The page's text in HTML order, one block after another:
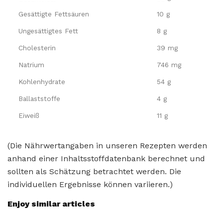
Gesättigte Fettsäuren 10 g
Ungesättigtes Fett 8 g
Cholesterin 39 mg
Natrium 746 mg
Kohlenhydrate 54 g
Ballaststoffe 4 g
Eiweiß 11 g
(Die Nährwertangaben in unseren Rezepten werden
anhand einer Inhaltsstoffdatenbank berechnet und
sollten als Schätzung betrachtet werden. Die
individuellen Ergebnisse können variieren.)
Enjoy similar articles